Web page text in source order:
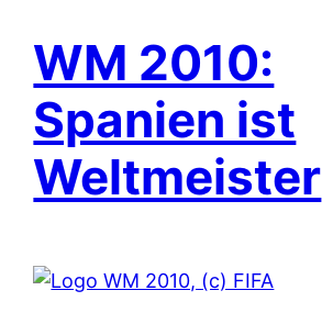
WM 2010:
Spanien ist
Weltmeister